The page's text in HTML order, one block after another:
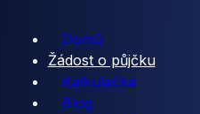
Domů
Žádost o půjčku
Kalkulačka
Blog